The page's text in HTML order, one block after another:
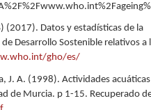
(2017). Datos y estadísticas de la
Desarrollo Sostenible relativos a
gho/es/
J. A. (1998). Actividades
de Murcia. p 1-15. Recuperado